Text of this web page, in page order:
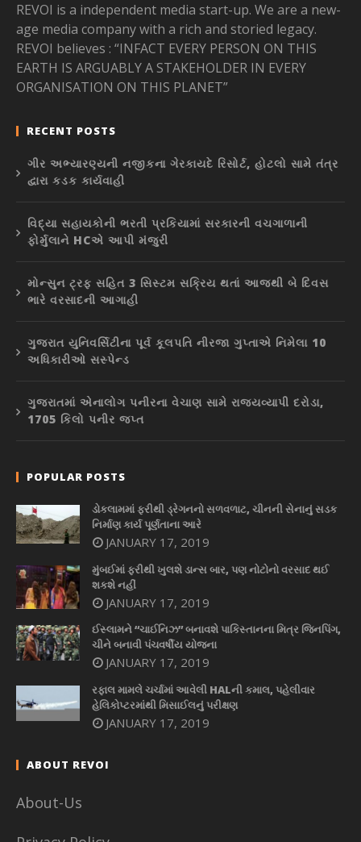
REVOI is a independent media start-up. We are a new-
age media company with a rich and storied legacy.
REVOI believes : “INFACT EVERY PERSON ON THIS
EARTH IS ARGUABLY A STAKEHOLDER IN EVERY
ORGANISATION ON THIS PLANET”
RECENT POSTS
ગીર અભ્યારણ્યની નજીકના ગેરકાયદે રિસોર્ટ, હોટલો સામે તંત્ર
દ્વારા કડક કાર્યવાહી
વિદ્યા સહાયકોની ભરતી પ્રકિયામાં સરકારની વચગાળાની
ફોર્મુલાને HCએ આપી મંજુરી
મોન્સુન ટ્રફ સહિત 3 સિસ્ટમ સક્રિય થતાં આજથી બે દિવસ
ભારે વરસાદની આગાહી
ગુજરાત યુનિવર્સિટીના પૂર્વ કૂલપતિ નીરજા ગુપ્તાએ નિમેલા 10
અધિકારીઓ સસ્પેન્ડ
ગુજરાતમાં એનાલોગ પનીરના વેચાણ સામે રાજ્યવ્યાપી દરોડા,
1705 કિલો પનીર જપ્ત
POPULAR POSTS
ડોકલામમાં ફરીથી ડ્રેગનનો સળવળાટ, ચીનની સેનાનું સડક
નિર્માણ કાર્ય પૂર્ણતાના આરે
JANUARY 17, 2019
મુંબઈમાં ફરીથી ખુલશે ડાન્સ બાર, પણ નોટોનો વરસાદ થઈ
શકશે નહીં
JANUARY 17, 2019
ઈસ્લામને “ચાઈનિઝ” બનાવશે પાકિસ્તાનના મિત્ર જિનપિંગ,
ચીને બનાવી પંચવર્ષીય યોજના
JANUARY 17, 2019
રફાલ મામલે ચર્ચામાં આવેલી HALની કમાલ, પહેલીવાર
હેલિકોપ્ટરમાંથી મિસાઈલનું પરીક્ષણ
JANUARY 17, 2019
ABOUT REVOI
About-Us